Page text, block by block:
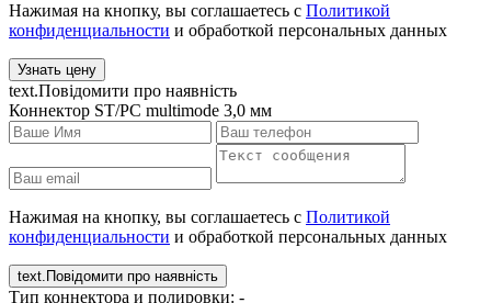
Нажимая на кнопку, вы соглашаетесь с Политикой
конфиденциальности и обработкой персональных данных
Узнать цену
text.Повідомити про наявність
Коннектор ST/PC multimode 3,0 мм
Нажимая на кнопку, вы соглашаетесь с Политикой
конфиденциальности и обработкой персональных данных
text.Повідомити про наявність
Тип коннектора и полировки: -